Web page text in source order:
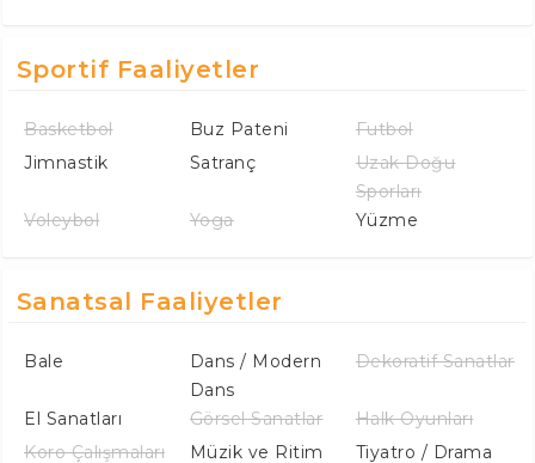
Sportif Faaliyetler
Basketbol Buz Pateni
Futbol
Jimnastik
Satranç
Uzak Doğu
Sporları
Voleybol
Yoga Yüzme
Sanatsal Faaliyetler
Bale
Dans / Modern
Dans
Dekoratif Sanatlar
El Sanatları Görsel Sanatlar
Halk Oyunları
Koro Çalışmaları
Müzik ve Ritim Tiyatro / Drama